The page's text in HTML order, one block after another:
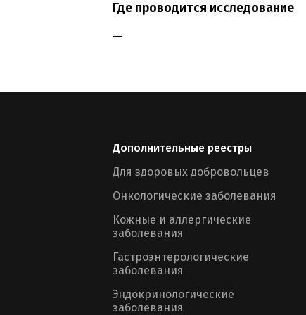
Где проводится исследование
—
Дополнительные реестры
Для здоровых добровольцев
Онкологические заболевания
Кожные и аллергические
заболевания
Гастроэнтерологические
заболевания
Эндокринологические
заболевания